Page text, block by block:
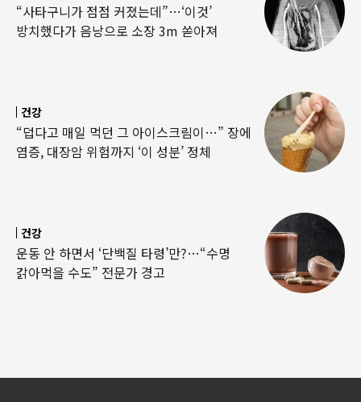
“사타구니가 점점 커졌는데”…‘이것’
방치했다가 음낭으로 소장 3m 쏟아져
건강
“덥다고 매일 먹던 그 아이스크림이…” 장에
염증, 대장암 위험까지 ‘이 성분’ 정체
건강
운동 안 하면서 ‘단백질 타령’만?…“수명
갉아먹을 수도” 전문가 경고